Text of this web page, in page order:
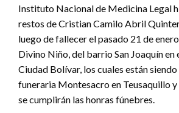
Instituto Nacional de Medicina Legal
restos de Cristian Camilo Abril
luego de fallecer el pasado 21 de
Divino Niño, del barrio San Joaquín en
Ciudad Bolívar, los cuales están
funeraria Montesacro en Teusaquillo
se cumplirán las honras fúnebres.